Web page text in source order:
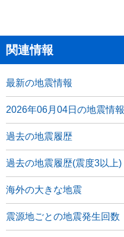
関連情報
最新の地震情報
2026年06月04日の地震情報
過去の地震履歴
過去の地震履歴(震度3以上)
海外の大きな地震
震源地ごとの地震発生回数